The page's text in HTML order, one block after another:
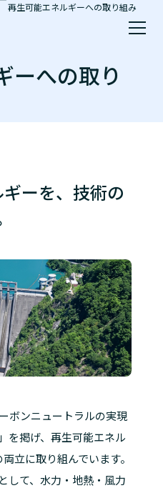
再生可能エネルギーへの取り組み
ーへの取り
ーを、技術の
ボンニュートラルの実現
を掲げ、再生可能エネル
立に取り組んでいます。
して、水力・地熱・風力